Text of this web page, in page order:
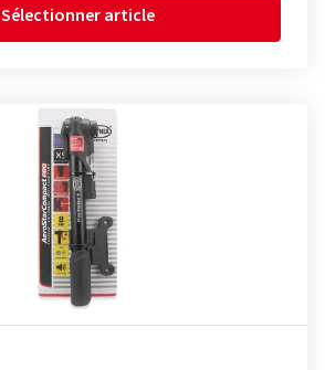
Sélectionner article